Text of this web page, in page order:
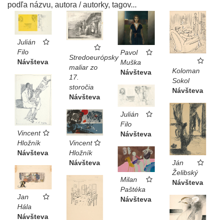
podľa názvu, autora / autorky, tagov...
Julián
Filo
Návšteva
Stredoeurópsky
maliar zo
17.
storočia
Návšteva
Pavol
Muška
Návšteva
Koloman
Sokol
Návšteva
Vincent
Hložník
Návšteva
Julián
Filo
Návšteva
Ján
Želibský
Návšteva
Vincent
Hložník
Návšteva
Milan
Paštéka
Návšteva
Jan
Hála
Návšteva